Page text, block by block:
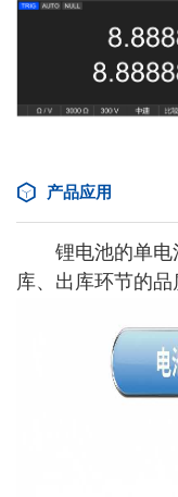
产品应用
锂电池的单电
库、出库环节的品